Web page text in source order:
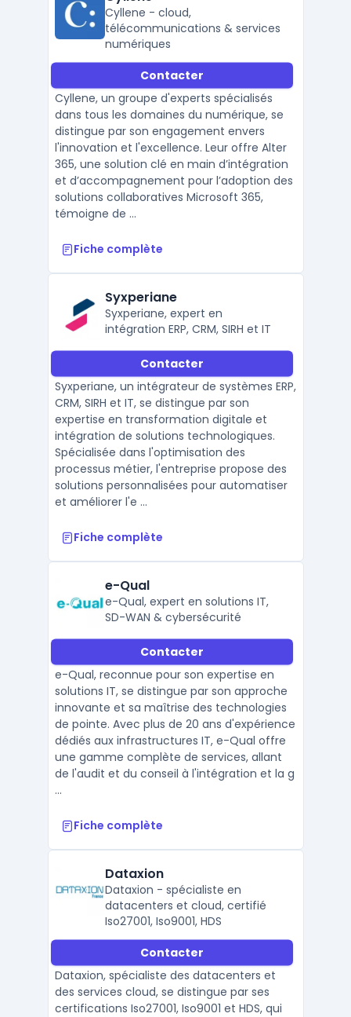
Cyllene - cloud,
télécommunications & services
numériques
Contacter
Cyllene, un groupe d'experts spécialisés
dans tous les domaines du numérique, se
distingue par son engagement envers
l'innovation et l'excellence. Leur offre Alter
365, une solution clé en main d’intégration
et d’accompagnement pour l’adoption des
solutions collaboratives Microsoft 365,
témoigne de ...
Fiche complète
Syxperiane
Syxperiane, expert en
intégration ERP, CRM, SIRH et IT
Contacter
Syxperiane, un intégrateur de systèmes ERP,
CRM, SIRH et IT, se distingue par son
expertise en transformation digitale et
intégration de solutions technologiques.
Spécialisée dans l'optimisation des
processus métier, l'entreprise propose des
solutions personnalisées pour automatiser
et améliorer l'e ...
Fiche complète
e-Qual
e-Qual, expert en solutions IT,
SD-WAN & cybersécurité
Contacter
e-Qual, reconnue pour son expertise en
solutions IT, se distingue par son approche
innovante et sa maîtrise des technologies
de pointe. Avec plus de 20 ans d'expérience
dédiés aux infrastructures IT, e-Qual offre
une gamme complète de services, allant
de l'audit et du conseil à l'intégration et la g
...
Fiche complète
Dataxion
Dataxion - spécialiste en
datacenters et cloud, certifié
Iso27001, Iso9001, HDS
Contacter
Dataxion, spécialiste des datacenters et
des services cloud, se distingue par ses
certifications Iso27001, Iso9001 et HDS, qui